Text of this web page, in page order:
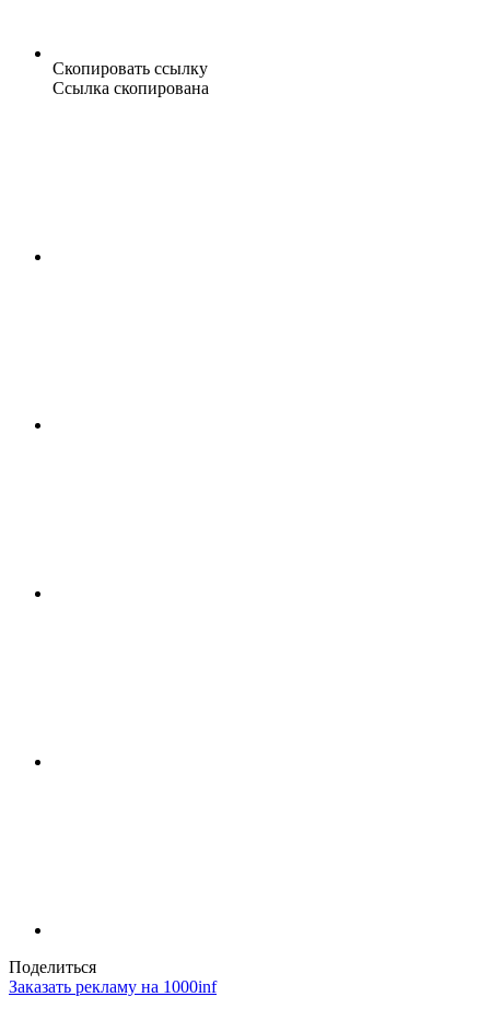
Скопировать ссылку
Ссылка скопирована
Поделиться
Заказать рекламу на 1000inf